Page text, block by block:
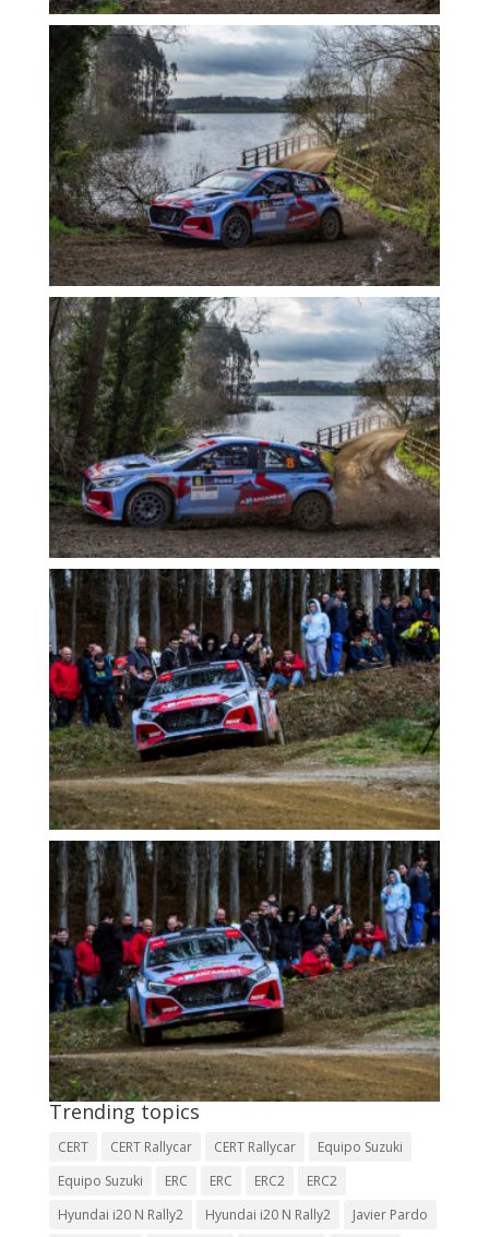
Trending topics
CERT CERT Rallycar CERT Rallycar
Equipo Suzuki
Equipo Suzuki
ERC ERC ERC2
ERC2
Hyundai i20 N Rally2
Hyundai i20 N Rally2 Javier Pardo